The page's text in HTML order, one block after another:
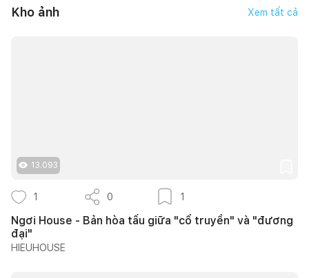
Kho ảnh Xem tất cả
13.093
1 0 1
Ngơi House - Bản hòa tấu giữa "cổ truyền" và "đương
đại"
HIEUHOUSE